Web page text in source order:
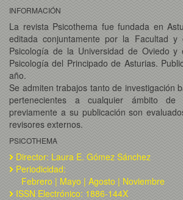
INFORMACIÓN
La revista Psicothema fue fundada en
editada conjuntamente por la Facultad y
Psicología de la Universidad de Oviedo y
Psicología del Principado de Asturias.
año.
Se admiten trabajos tanto de investigación
pertenecientes a cualquier ámbito
previamente a su publicación son
revisores externos.
PSICOTHEMA
Director: Laura E. Gómez Sánchez
Periodicidad:
Febrero | Mayo | Agosto | Noviembre
ISSN Electrónico: 1886-144X